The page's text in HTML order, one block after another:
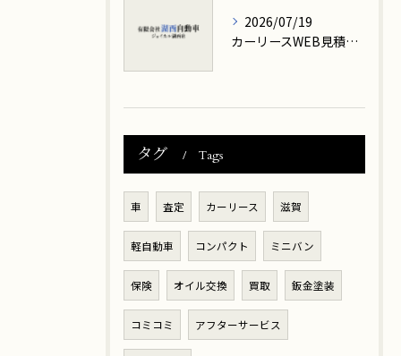
2026/07/19
カーリースWEB見積で月々支払いとリスクを徹底比較シミュレーション
タグ Tags
車 査定 カーリース 滋賀
軽自動車 コンパクト ミニバン
保険 オイル交換 買取 鈑金塗装
コミコミ アフターサービス